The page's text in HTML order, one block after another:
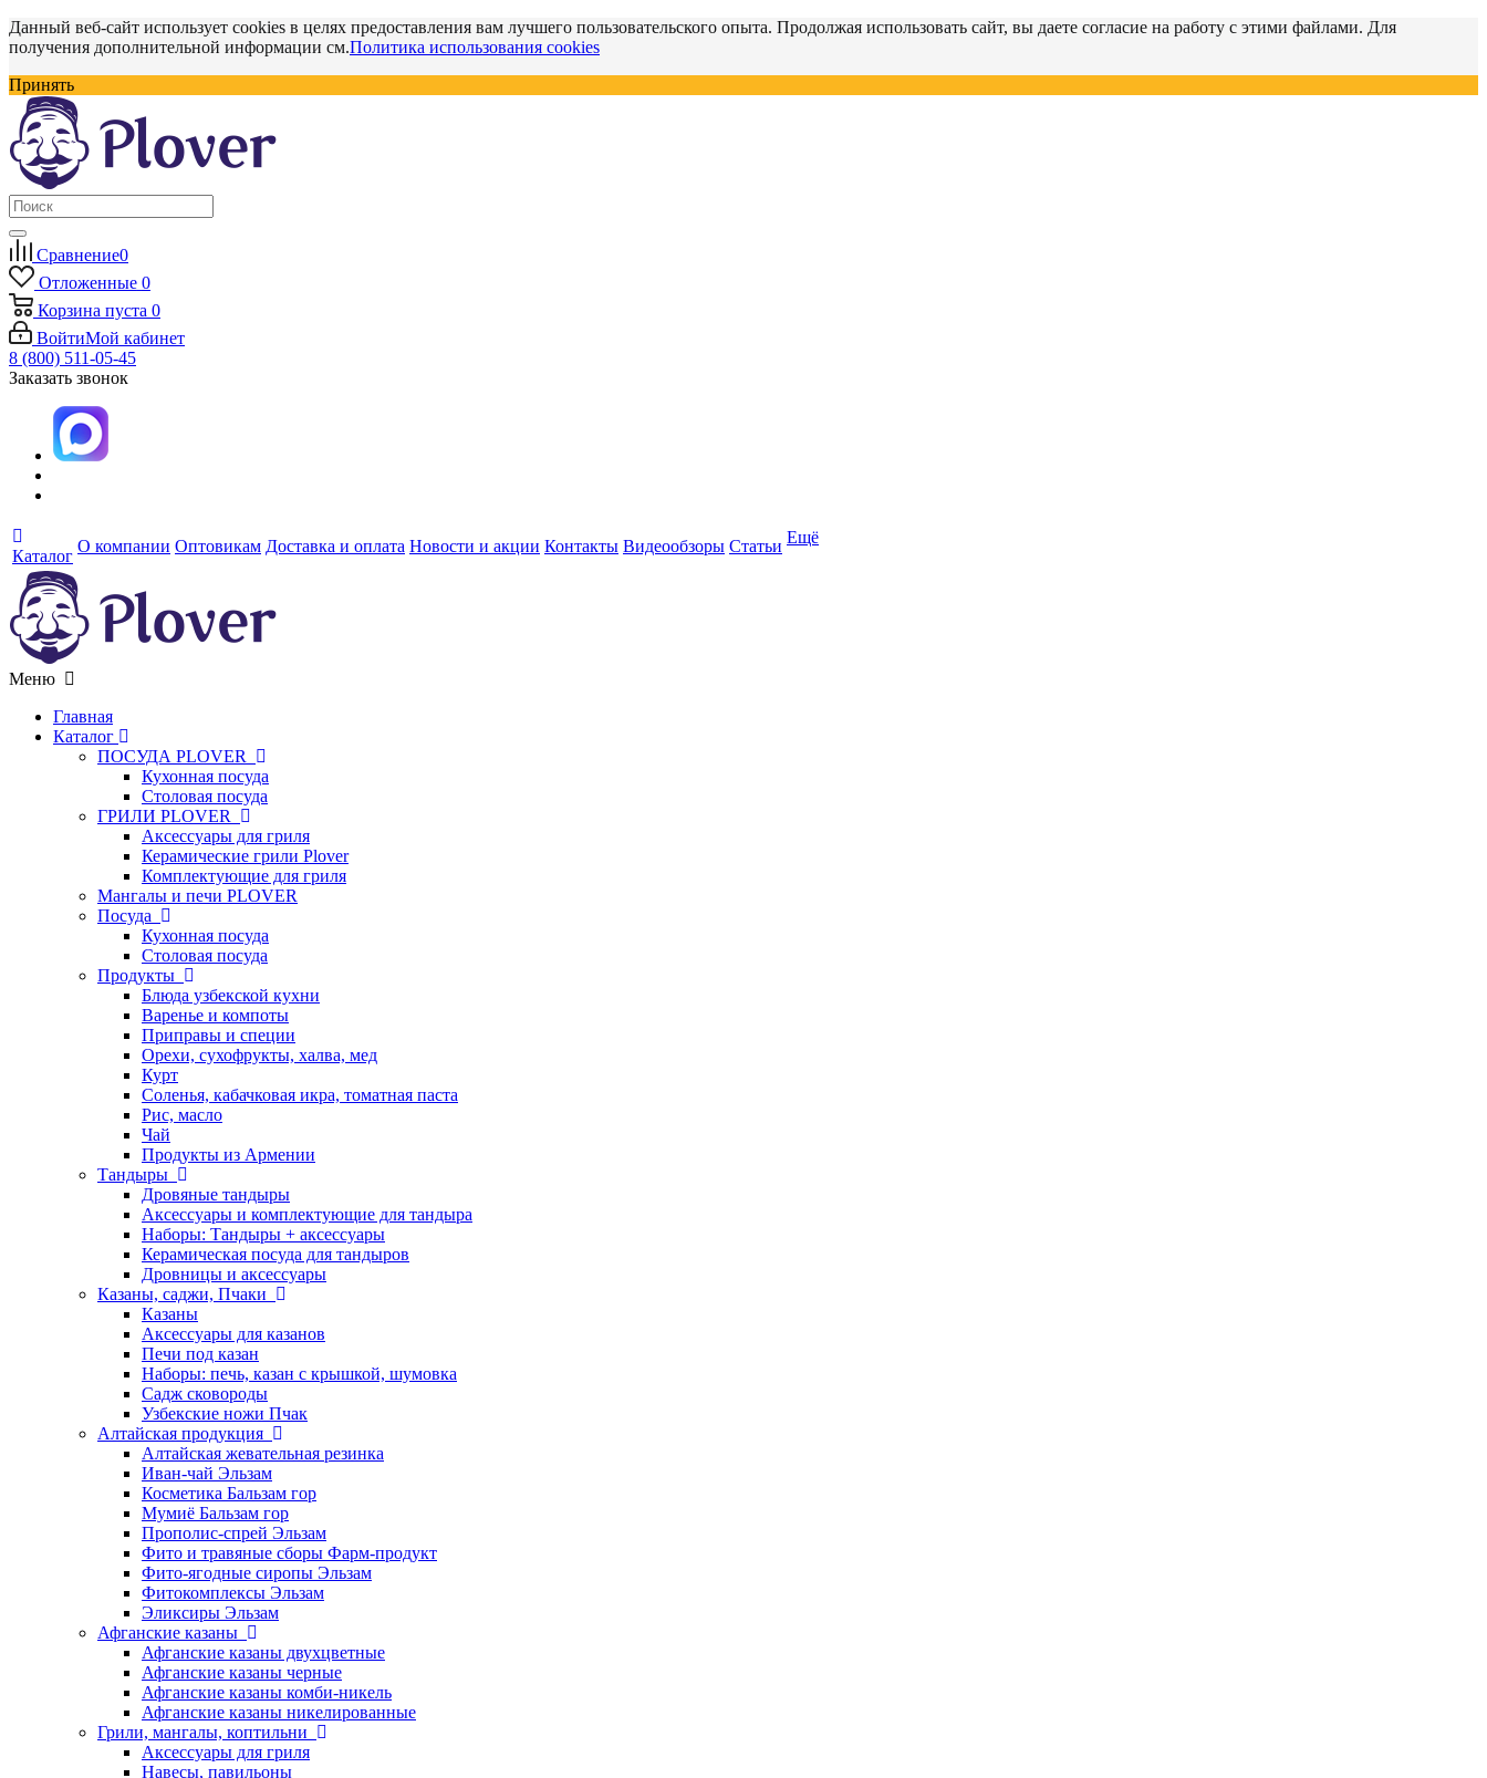
Данный веб-сайт использует cookies в целях предоставления вам лучшего пользовательского опыта. Продолжая использовать сайт, вы даете согласие на работу с этими файлами. Для
получения дополнительной информации см.Политика использования cookies
Принять
Сравнение0
Отложенные 0
Корзина пуста 0
ВойтиМой кабинет
8 (800) 511-05-45
Заказать звонок
Каталог
О компании Оптовикам Доставка и оплата Новости и акции Контакты Видеообзоры Статьи Ещё
Меню
Главная
Каталог
ПОСУДА PLOVER
Кухонная посуда
Столовая посуда
ГРИЛИ PLOVER
Аксессуары для гриля
Керамические грили Plover
Комплектующие для гриля
Мангалы и печи PLOVER
Посуда
Кухонная посуда
Столовая посуда
Продукты
Блюда узбекской кухни
Варенье и компоты
Приправы и специи
Орехи, сухофрукты, халва, мед
Курт
Соленья, кабачковая икра, томатная паста
Рис, масло
Чай
Продукты из Армении
Тандыры
Дровяные тандыры
Аксессуары и комплектующие для тандыра
Наборы: Тандыры + аксессуары
Керамическая посуда для тандыров
Дровницы и аксессуары
Казаны, саджи, Пчаки
Казаны
Аксессуары для казанов
Печи под казан
Наборы: печь, казан с крышкой, шумовка
Садж сковороды
Узбекские ножи Пчак
Алтайская продукция
Алтайская жевательная резинка
Иван-чай Эльзам
Косметика Бальзам гор
Мумиё Бальзам гор
Прополис-спрей Эльзам
Фито и травяные сборы Фарм-продукт
Фито-ягодные сиропы Эльзам
Фитокомплексы Эльзам
Эликсиры Эльзам
Афганские казаны
Афганские казаны двухцветные
Афганские казаны черные
Афганские казаны комби-никель
Афганские казаны никелированные
Грили, мангалы, коптильни
Аксессуары для гриля
Навесы, павильоны